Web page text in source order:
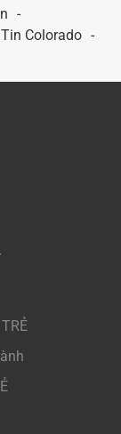
Tin Colorado